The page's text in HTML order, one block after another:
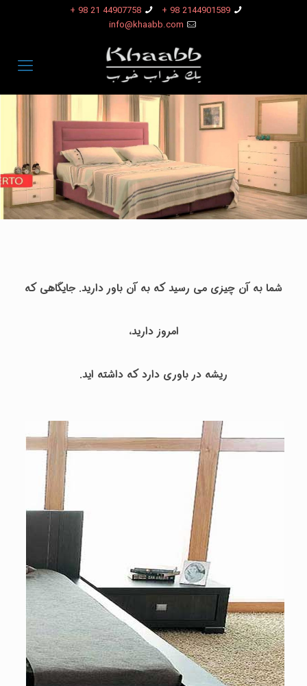
2144901589 98 +
44907758 21 98 +
info@khaabb.com
شما به آن چیزی می رسید که به آن باور دارید. جایگاهی که
امروز دارید،
ریشه در باوری دارد که داشته اید.